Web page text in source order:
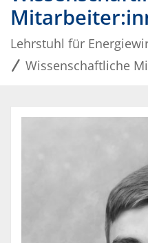
Lehrstuhl für
Wissenschaftliche